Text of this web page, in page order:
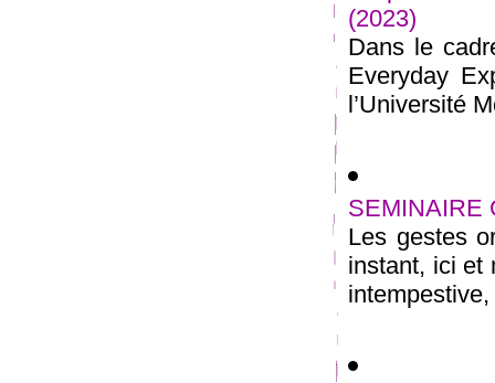
(2023)
Dans le
Everyday
l’Université
SEMINAIRE
Les gestes
instant, ici et